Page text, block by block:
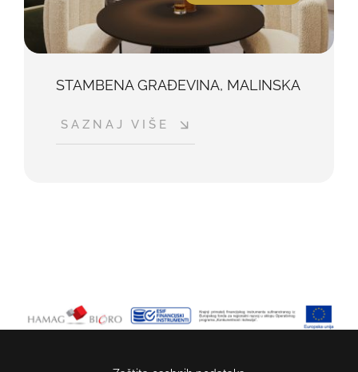
STAMBENA GRAĐEVINA, MALINSKA
SAZNAJ VIŠE